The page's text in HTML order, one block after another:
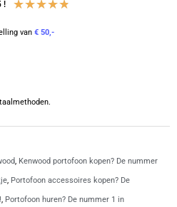
! ★★★★★
van € 50,-
, Kenwood portofoon kopen? De nummer
, Portofoon accessoires kopen? De
, Portofoon huren? De nummer 1 in